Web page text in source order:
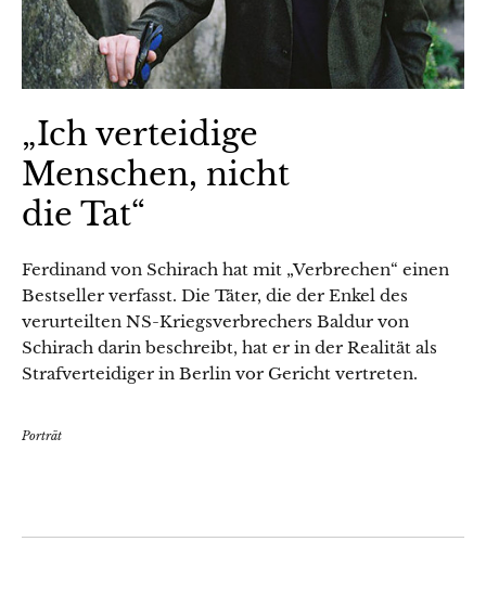
„Ich verteidige
Menschen, nicht
die Tat“
Ferdinand von Schirach hat mit „Verbrechen“ einen
Bestseller verfasst. Die Täter, die der Enkel des
verurteilten NS-Kriegsverbrechers Baldur von
Schirach darin beschreibt, hat er in der Realität als
Strafverteidiger in Berlin vor Gericht vertreten.
Porträt